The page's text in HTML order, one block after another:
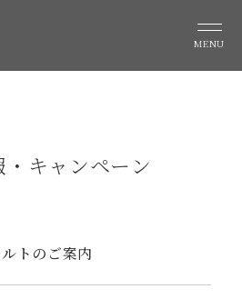
MENU
・キャンペーン
トのご案内